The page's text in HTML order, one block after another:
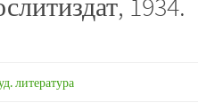
литература